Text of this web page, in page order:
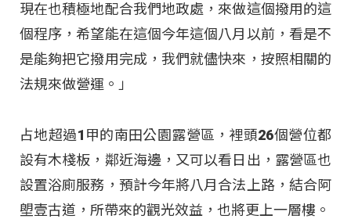
現在也積極地配合我們地政處，來做這個撥用的這
個程序，希望能在這個今年這個八月以前，看是不
是能夠把它撥用完成，我們就儘快來，按照相關的
法規來做營運。」
占地超過1甲的南田公園露營區，裡頭26個營位都
設有木棧板，鄰近海邊，又可以看日出，露營區也
設置浴廁服務，預計今年將八月合法上路，結合阿
塱壹古道，所帶來的觀光效益，也將更上一層樓。